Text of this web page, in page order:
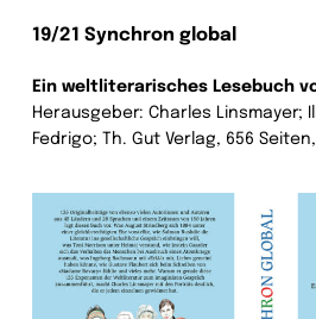
19/21 Synchron global
Ein weltliterarisches Lesebuch
Herausgeber: Charles Linsmayer;
Fedrigo; Th. Gut Verlag, 656